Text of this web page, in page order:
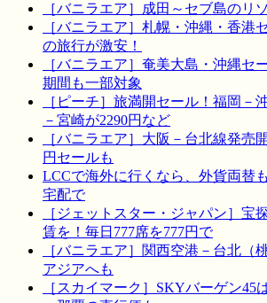
［バニラエア］成田～セブ島のリ
［バニラエア］札幌・沖縄・香港
の旅行が激安！
［バニラエア］奄美大島・沖縄セ
期間も一部対象
［ピーチ］旅満開セール！福岡－
－宮崎が2290円など
［バニラエア］大阪－台北線発売
円セールも
LCCで海外に行くなら、外貨両替
宅配で
［ジェットスター・ジャパン］宝
賃を！毎日777席を777円で
［バニラエア］関西空港－台北（
アジアへも
［スカイマーク］SKYバーゲン45